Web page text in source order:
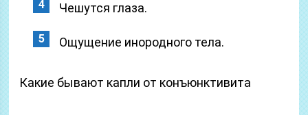
Чешутся глаза.
Ощущение инородного тела.
Какие бывают капли от конъюнктивита